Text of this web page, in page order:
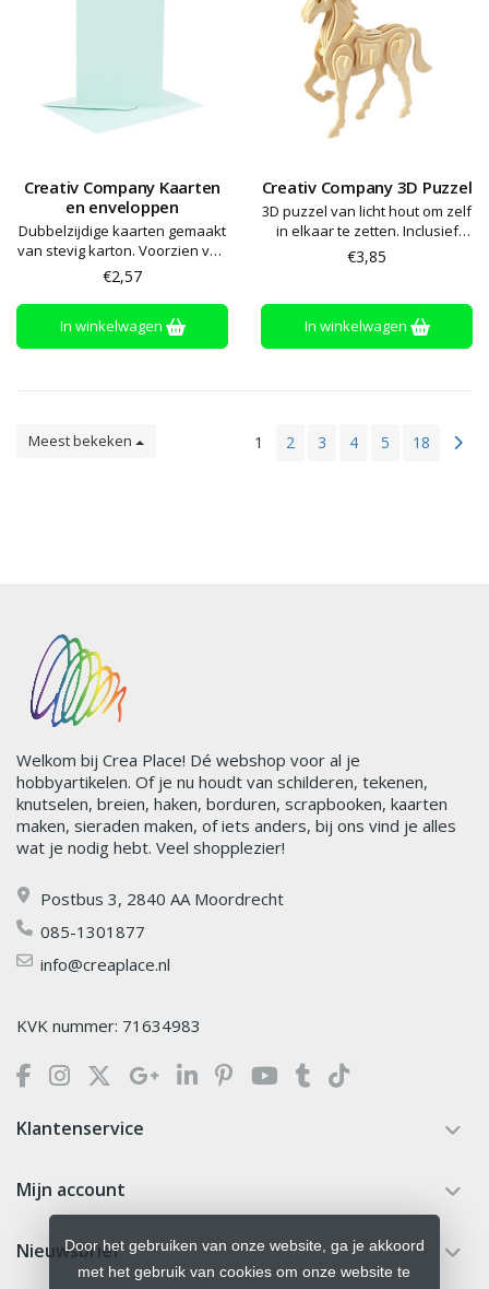
Creativ Company Kaarten
en enveloppen
Dubbelzijdige kaarten gemaakt
van stevig karton. Voorzien van
een bijpassende papieren
envelop met opnieuw
bevochtigbare gom op de flap
(bevochtig om de envelop te
verzegelen)
€2,57
In winkelwagen
Creativ Company 3D Puzzel
3D puzzel van licht hout om zelf
in elkaar te zetten. Inclusief
instructie
€3,85
In winkelwagen
Meest bekeken 1 2 3 4 5 18
Welkom bij Crea Place! Dé webshop voor al je
hobbyartikelen. Of je nu houdt van schilderen, tekenen,
knutselen, breien, haken, borduren, scrapbooken, kaarten
maken, sieraden maken, of iets anders, bij ons vind je alles
wat je nodig hebt. Veel shopplezier!
Postbus 3, 2840 AA Moordrecht
085-1301877
info@creaplace.nl
KVK nummer: 71634983
Klantenservice
Mijn account
Nieuwsbrief
Door het gebruiken van onze website, ga je akkoord
met het gebruik van cookies om onze website te